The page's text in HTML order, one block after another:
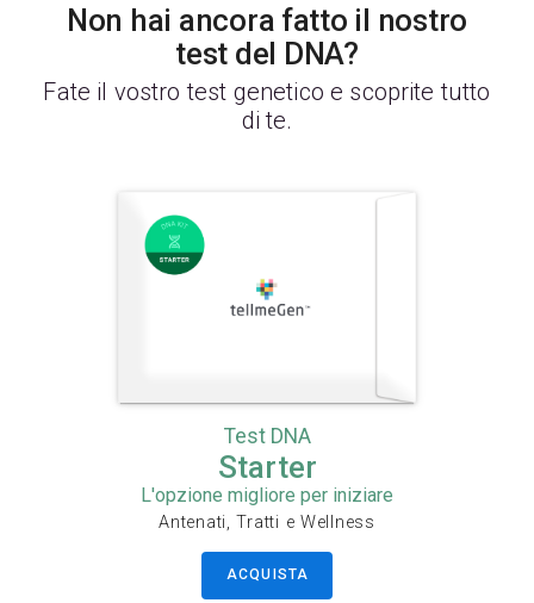
Non hai ancora fatto il nostro
test del DNA?
Fate il vostro test genetico e scoprite tutto
di te.
Test DNA
Starter
L'opzione migliore per iniziare
Antenati, Tratti e Wellness
ACQUISTA